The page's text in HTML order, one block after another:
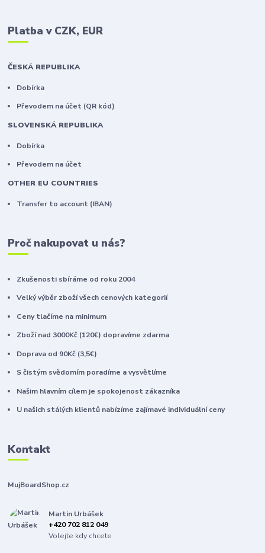
Platba v CZK, EUR
ČESKÁ REPUBLIKA
Dobírka
Převodem na účet (QR kód)
SLOVENSKÁ REPUBLIKA
Dobírka
Převodem na účet
OTHER EU COUNTRIES
Transfer to account (IBAN)
Proč nakupovat u nás?
Zkušenosti sbíráme od roku 2004
Velký výběr zboží všech cenových kategorií
Ceny tlačíme na minimum
Zboží nad 3000Kč (120€) dopravíme zdarma
Doprava od 90Kč (3,5€)
S čistým svědomím poradíme a vysvětlíme
Našim hlavním cílem je spokojenost zákazníka
U našich stálých klientů nabízíme zajímavé individuální ceny
Kontakt
MujBoardShop.cz
Martin Urbášek
+420 702 812 049
Volejte kdy chcete